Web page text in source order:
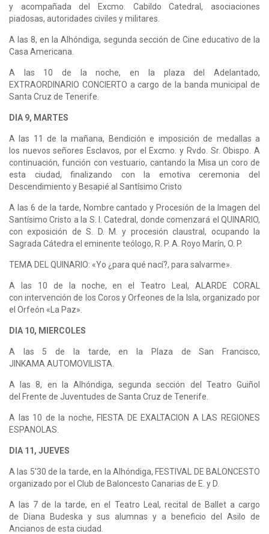
y acompañada del Excmo. Cabildo Catedral, asociaciones
piadosas, autoridades civiles y militares.
A las 8, en la Alhóndiga, segunda sección de Cine educativo de la
Casa Americana.
A las 10 de la noche, en la plaza del Adelantado,
EXTRAORDINARIO CONCIERTO a cargo de la banda municipal de
Santa Cruz de Tenerife.
DIA 9, MARTES
A las 11 de la mañana, Bendición e imposición de medallas a
los nuevos señores Esclavos, por el Excmo. y Rvdo. Sr. Obispo. A
continuación, función con vestuario, cantando la Misa un coro de
esta ciudad, finalizando con la emotiva ceremonia del
Descendimiento y Besapié al Santísimo Cristo
A las 6 de la tarde, Nombre cantado y Procesión de la Imagen del
Santísimo Cristo a la S. I. Catedral, donde comenzará el QUINARIO,
con exposición de S. D. M. y procesión claustral, ocupando la
Sagrada Cátedra el eminente teólogo, R. P. A. Royo Marín, O. P.
TEMA DEL QUINARIO: «Yo ¿para qué nací?, para salvarme».
A las 10 de la noche, en el Teatro Leal, ALARDE CORAL
con intervención de los Coros y Orfeones de la Isla, organizado por
el Orfeón «La Paz».
DIA 10, MIERCOLES
A las 5 de la tarde, en la Plaza de San Francisco,
JINKAMA AUTOMOVILISTA.
A las 8, en la Alhóndiga, segunda sección del Teatro Guiñol
del Frente de Juventudes de Santa Cruz de Tenerife.
A las 10 de la noche, FIESTA DE EXALTACION A LAS REGIONES
ESPANOLAS.
DIA 11, JUEVES
A las 5'30 de la tarde, en la Alhóndiga, FESTIVAL DE BALONCESTO
organizado por el Club de Baloncesto Canarias de E. y D.
A las 7 de la tarde, en el Teatro Leal, recital de Ballet a cargo
de Diana Budeska y sus alumnas y a beneficio del Asilo de
Ancianos de esta ciudad.